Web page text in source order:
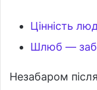
Цінність
Шлюб —
Незабаром